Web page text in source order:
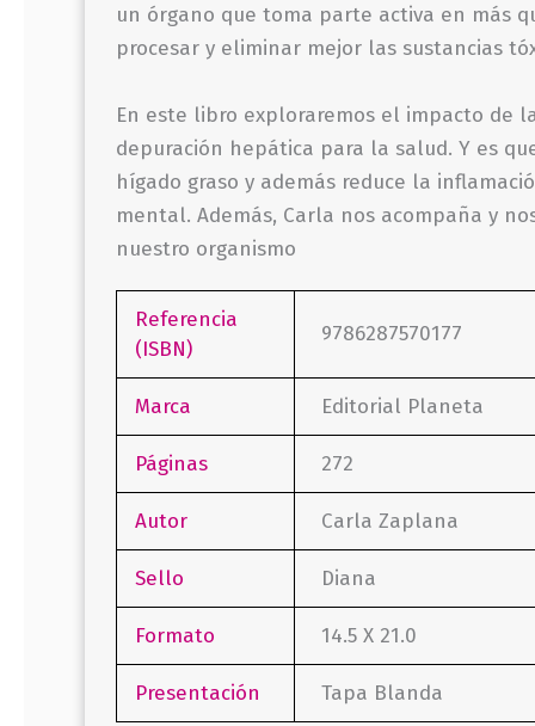
un órgano que toma parte activa en más
procesar y eliminar mejor las sustancias
En este libro exploraremos el impacto de
depuración hepática para la salud. Y es
hígado graso y además reduce la
mental. Además, Carla nos acompaña y
nuestro organismo
Referencia
(ISBN)
9786287570177
Marca Editorial Planeta
Páginas 272
Autor Carla Zaplana
Sello Diana
Formato 14.5 X 21.0
Presentación Tapa Blanda